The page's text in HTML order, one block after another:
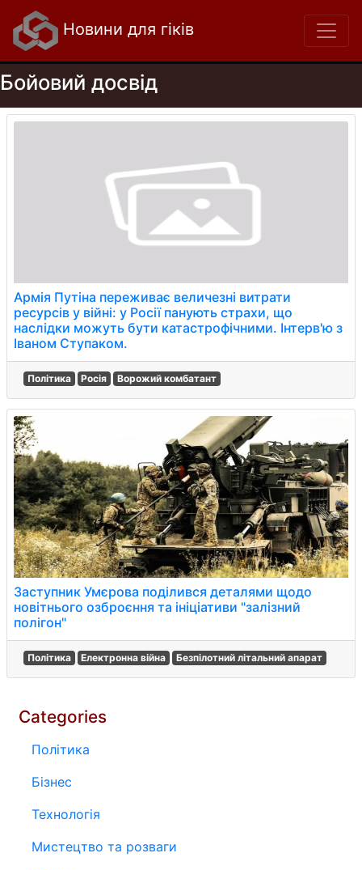
Новини для гіків
Бойовий досвід
Армія Путіна переживає величезні витрати
ресурсів у війні: у Росії панують страхи, що
наслідки можуть бути катастрофічними. Інтерв'ю з
Іваном Ступаком.
Політика Росія Ворожий комбатант
Заступник Умєрова поділився деталями щодо
новітнього озброєння та ініціативи "залізний
полігон"
Політика Електронна війна Безпілотний літальний апарат
Categories
Політика
Бізнес
Технологія
Мистецтво та розваги